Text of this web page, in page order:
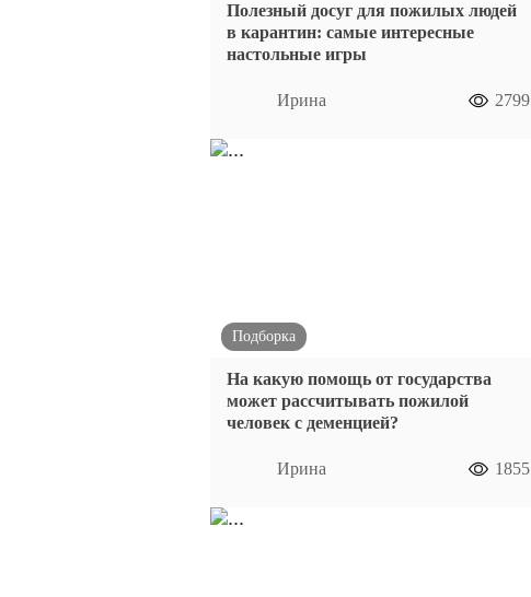
Полезный досуг для пожилых людей
в карантин: самые интересные
настольные игры
Ирина 2799
Подборка
На какую помощь от государства
может рассчитывать пожилой
человек с деменцией?
Ирина 1855